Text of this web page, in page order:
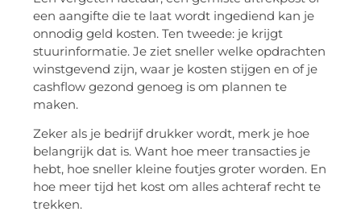
een aangifte die te laat wordt ingediend kan je
onnodig geld kosten. Ten tweede: je krijgt
stuurinformatie. Je ziet sneller welke opdrachten
winstgevend zijn, waar je kosten stijgen en of je
cashflow gezond genoeg is om plannen te
maken.
Zeker als je bedrijf drukker wordt, merk je hoe
belangrijk dat is. Want hoe meer transacties je
hebt, hoe sneller kleine foutjes groter worden. En
hoe meer tijd het kost om alles achteraf recht te
trekken.